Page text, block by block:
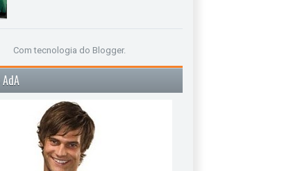
Com tecnologia do Blogger.